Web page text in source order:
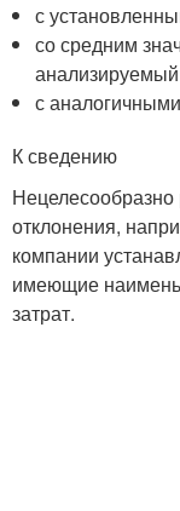
с
со средним
с
К сведению
отклонения,
компании
имеющие
затрат.